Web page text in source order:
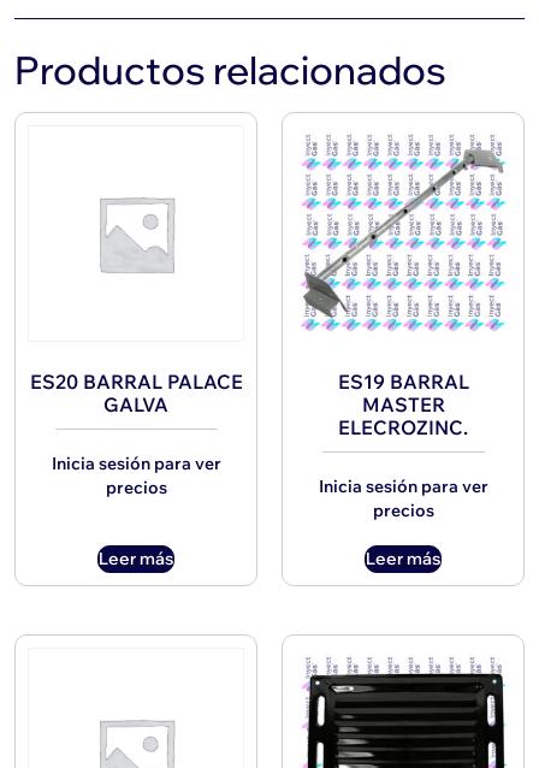
Productos relacionados
ES20 BARRAL PALACE
GALVA
Inicia sesión para ver
precios
Leer más
ES19 BARRAL
MASTER
ELECROZINC.
Inicia sesión para ver
precios
Leer más